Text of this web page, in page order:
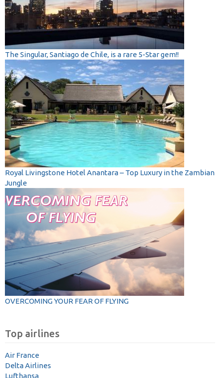
The Singular, Santiago de Chile, is a rare 5-Star gem!!
Royal Livingstone Hotel Anantara – Top Luxury in the Zambian
Jungle
OVERCOMING YOUR FEAR OF FLYING
Top airlines
Air France
Delta Airlines
Lufthansa